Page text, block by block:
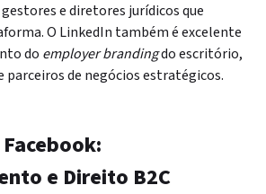
gestores e diretores jurídicos que
O LinkedIn também é excelente
do employer brandingdo escritório,
de negócios estratégicos.
e Direito B2C